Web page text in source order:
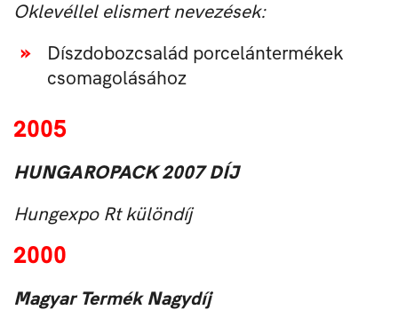
Oklevéllel elismert nevezések:
Díszdobozcsalád porcelántermékek
csomagolásához
2005
HUNGAROPACK 2007 DÍJ
Hungexpo Rt különdíj
2000
Magyar Termék Nagydíj